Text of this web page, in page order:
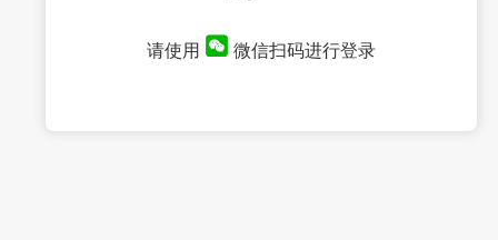
请使用 微信扫码进行登录